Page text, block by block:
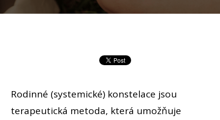
Rodinné (systemické) konstelace jsou
terapeutická metoda, která umožňuje